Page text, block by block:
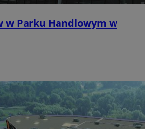
w Parku Handlowym w